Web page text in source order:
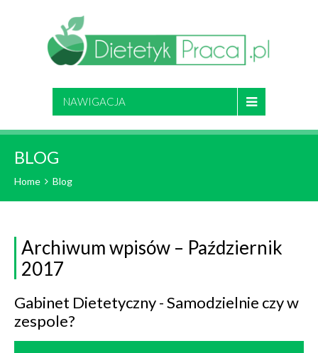
NAWIGACJA
BLOG
Home Blog
Archiwum wpisów – Październik
2017
Gabinet Dietetyczny - Samodzielnie czy w
zespole?